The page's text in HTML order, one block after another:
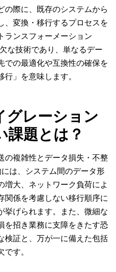
の際に、既存のシステムから
、変換・移行するプロセスを
ランスフォーメーション
な技術であり、単なるデー
での最適化や互換性の確保を
」を意味します。
グレーション
課題とは？
の複雑性とデータ損失・不整
は、システム間のデータ形
大、ネットワーク負荷によ
関係を考慮しない移行順序に
挙げられます。また、微細な
を招き業務に支障をきたす恐
検証と、万が一に備えた包括
す。